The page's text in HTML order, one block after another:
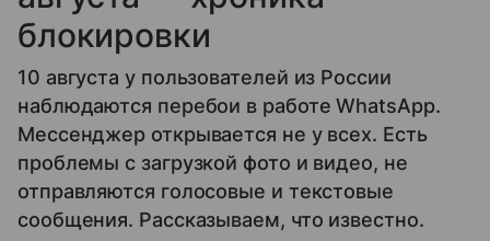
блокировки
10 августа у пользователей из России
наблюдаются перебои в работе WhatsApp.
Мессенджер открывается не у всех. Есть
проблемы с загрузкой фото и видео, не
отправляются голосовые и текстовые
сообщения. Рассказываем, что известно.